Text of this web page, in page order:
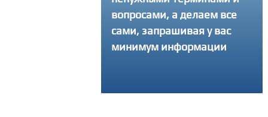
вопросами, а делаем все
сами, запрашивая у вас
минимум информации
интересующий
получить